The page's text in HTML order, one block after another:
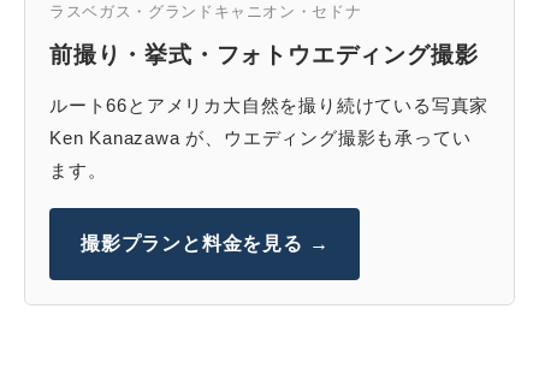
ラスベガス・グランドキャニオン・セドナ
前撮り・挙式・フォトウエディング撮影
ルート66とアメリカ大自然を撮り続けている写真家
Ken Kanazawa が、ウエディング撮影も承ってい
ます。
撮影プランと料金を見る →